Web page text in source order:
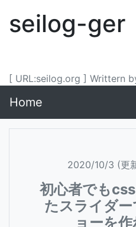
seilog-ger
[ URL:seilog.org ] Writtern
Home
2020/10/3 (更
初心者でも
たスライダ
ョーを作